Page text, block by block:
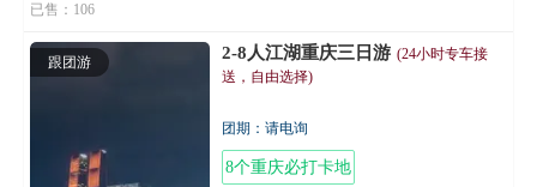
已售：106
跟团游 2-8人江湖重庆三日游 (24小时专车接
送，自由选择)
团期：请电询
8个重庆必打卡地